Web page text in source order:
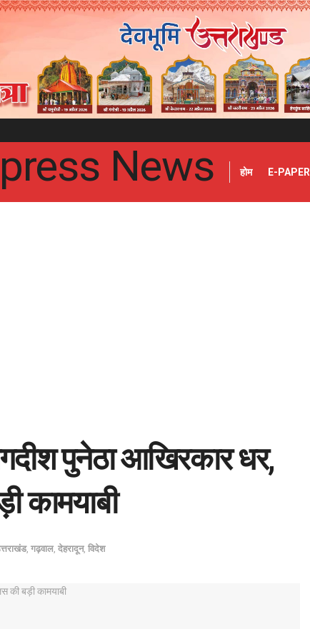
होम E-PAPER
पुनेठा आखिरकार धर,
कामयाबी
, गढ़वाल, देहरादून, विदेश